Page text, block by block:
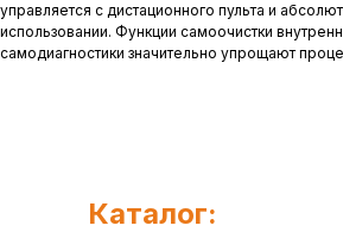
управляется с дистационного пульта и
использовании. Функции самоочистки
самодиагностики значительно упрощают
Каталог: